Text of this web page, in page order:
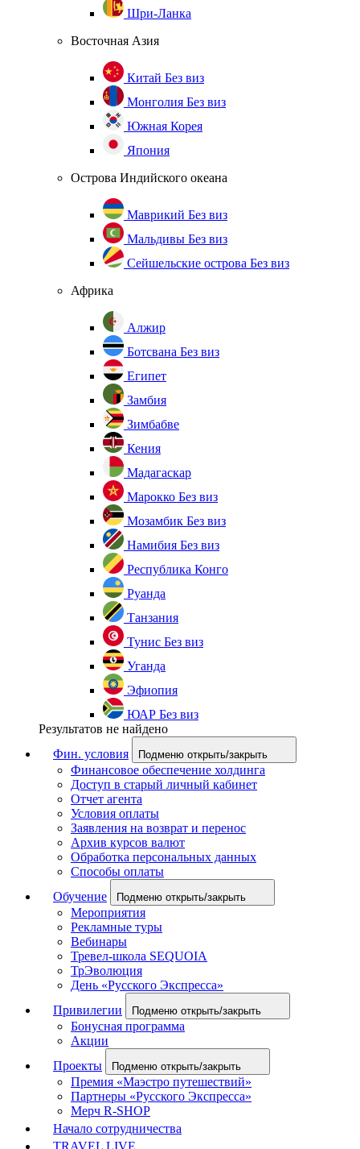
Шри-Ланка
Восточная Азия
Китай Без виз
Монголия Без виз
Южная Корея
Япония
Острова Индийского океана
Маврикий Без виз
Мальдивы Без виз
Сейшельские острова Без виз
Африка
Алжир
Ботсвана Без виз
Египет
Замбия
Зимбабве
Кения
Мадагаскар
Марокко Без виз
Мозамбик Без виз
Намибия Без виз
Республика Конго
Руанда
Танзания
Тунис Без виз
Уганда
Эфиопия
ЮАР Без виз
Результатов не найдено
Фин. условия
Подменю открыть/закрыть
Финансовое обеспечение холдинга
Доступ в старый личный кабинет
Отчет агента
Условия оплаты
Заявления на возврат и перенос
Архив курсов валют
Обработка персональных данных
Способы оплаты
Обучение
Подменю открыть/закрыть
Мероприятия
Рекламные туры
Вебинары
Тревел-школа SEQUOIA
ТрЭволюция
День «Русского Экспресса»
Привилегии
Подменю открыть/закрыть
Бонусная программа
Акции
Проекты
Подменю открыть/закрыть
Премия «Маэстро путешествий»
Партнеры «Русского Экспресса»
Мерч R-SHOP
Начало сотрудничества
TRAVEL LIVE